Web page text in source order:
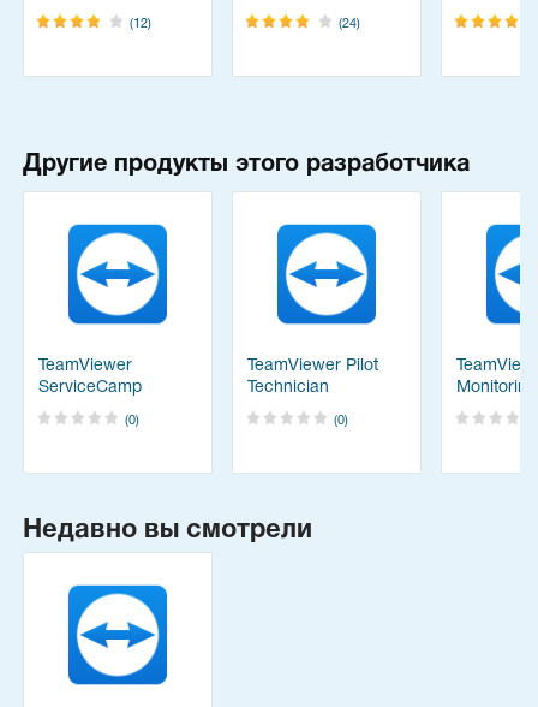
(12) (24)
Другие продукты этого разработчика
TeamViewer
ServiceCamp
Agents
(0)
TeamViewer Pilot
Technician
(0)
Недавно вы смотрели